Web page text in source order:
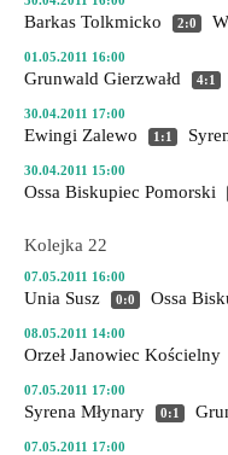
Barkas Tolkmicko 2:0
01.05.2011 16:00
Grunwald Gierzwałd 4:1
30.04.2011 17:00
Ewingi Zalewo 1:1
30.04.2011 15:00
Ossa Biskupiec Pomorski
Kolejka 22
07.05.2011 16:00
Unia Susz 0:0 Ossa
08.05.2011 14:00
Orzeł Janowiec Kościelny
07.05.2011 17:00
Syrena Młynary 0:1
07.05.2011 17:00